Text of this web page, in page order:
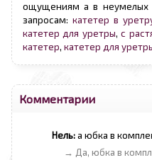
ощущениям а в неумелых
запросам:катетер в
катетер для уретры,с
катетер, катетер для
Комментарии
Нель:а юбка в
→ Да, юбка в